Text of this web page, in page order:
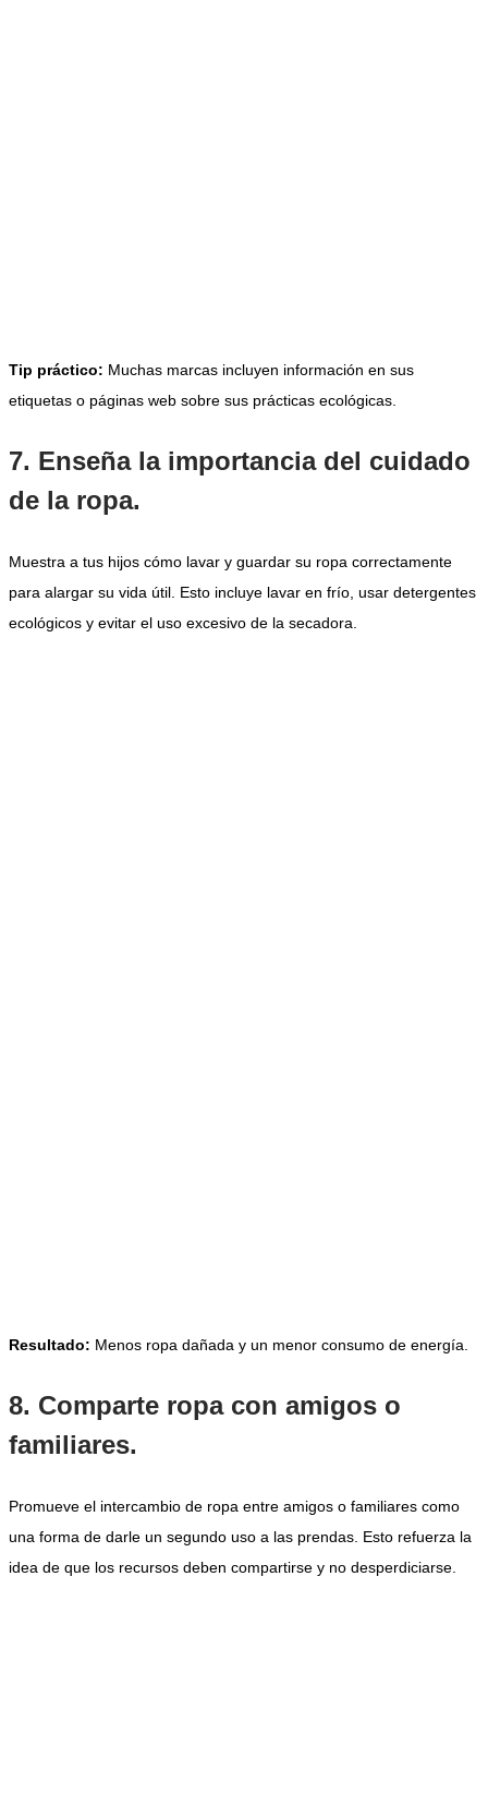
Tip práctico: Muchas marcas incluyen información en sus
etiquetas o páginas web sobre sus prácticas ecológicas.
7. Enseña la importancia del cuidado
de la ropa.
Muestra a tus hijos cómo lavar y guardar su ropa correctamente
para alargar su vida útil. Esto incluye lavar en frío, usar detergentes
ecológicos y evitar el uso excesivo de la secadora.
Resultado: Menos ropa dañada y un menor consumo de energía.
8. Comparte ropa con amigos o
familiares.
Promueve el intercambio de ropa entre amigos o familiares como
una forma de darle un segundo uso a las prendas. Esto refuerza la
idea de que los recursos deben compartirse y no desperdiciarse.